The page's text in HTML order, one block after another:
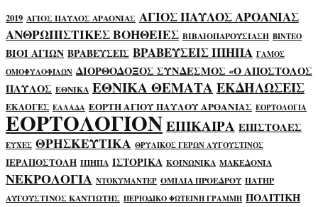
2019 ΑΓΙΟΣ ΠΑΥΛΟΣ ΑΡΑΟΝΙΑΣ ΑΓΙΟΣ ΠΑΥΛΟΣ ΑΡΟΑΝΙΑΣ
ΑΝΘΡΩΠΙΣΤΙΚΕΣ ΒΟΗΘΕΙΕΣ ΒΙΒΛΙΟΠΑΡΟΥΣΙΑΣΗ ΒΙΝΤΕΟ
ΒΙΟΙ ΑΓΙΩΝ ΒΡΑΒΕΥΣΕΙΣ ΒΡΑΒΕΥΣΕΙΣ ΙΠΗΠΑ ΓΑΜΟΣ
ΟΜΟΦΥΛΟΦΙΛΩΝ ΔΙΟΡΘΟΔΟΞΟΣ ΣΥΝΔΕΣΜΟΣ «Ο ΑΠΟΣΤΟΛΟΣ
ΠΑΥΛΟΣ ΕΘΝΙΚΑ ΕΘΝΙΚΑ ΘΕΜΑΤΑΕΚΔΗΛΩΣΕΙΣ
ΕΚΛΟΓΕΣ ΕΛΛΑΔΑ ΕΟΡΤΗ ΑΓΙΟΥ ΠΑΥΛΟΥ ΑΡΟΑΝΙΑΣ ΕΟΡΤΟΛΟΓΙΑ
ΕΟΡΤΟΛΟΓΙΟΝΕΠΙΚΑΙΡΑ ΕΠΙΣΤΟΛΕΣ
ΕΥΧΕΣ ΘΡΗΣΚΕΥΤΙΚΑ ΘΡΥΛΙΚΟΣ ΓΕΡΩΝ ΑΥΓΟΥΣΤΙΝΟΣ
ΙΕΡΑΠΟΣΤΟΛΗ ΙΠΗΠΑ ΙΣΤΟΡΙΚΑ ΚΟΙΝΩΝΙΚΑ ΜΑΚΕΔΟΝΙΑ
ΝΕΚΡΟΛΟΓΙΑ ΝΤΟΚΥΜΑΝΤΕΡ ΟΜΙΛΙΑ ΠΡΟΕΔΡΟΥ ΠΑΤΗΡ
ΑΥΓΟΥΣΤΙΝΟΣ ΚΑΝΤΙΩΤΗΣ ΠΕΡΙΟΔΙΚΟ ΦΩΤΕΙΝΗ ΓΡΑΜΜΗ ΠΟΛΙΤΙΚΗ